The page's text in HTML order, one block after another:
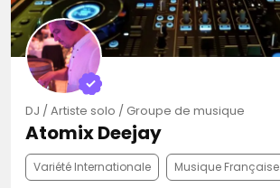
DJ / Artiste solo / Groupe de musique
Atomix Deejay
Variété Internationale Musique Française